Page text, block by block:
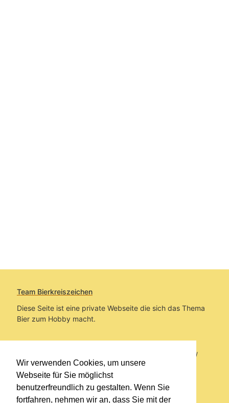
Wir verwenden Cookies, um unsere
Webseite für Sie möglichst
benutzerfreundlich zu gestalten. Wenn Sie
fortfahren, nehmen wir an, dass Sie mit der
Team Bierkreiszeichen
Diese Seite ist eine private Webseite die sich das Thema
Bier zum Hobby macht.
Sie befinden sich auf https://www.bierkreiszeichen.at/
im Pfad:Bierkreiszeichen/Gesammelte Biere
Erstellt: 2026-08-07